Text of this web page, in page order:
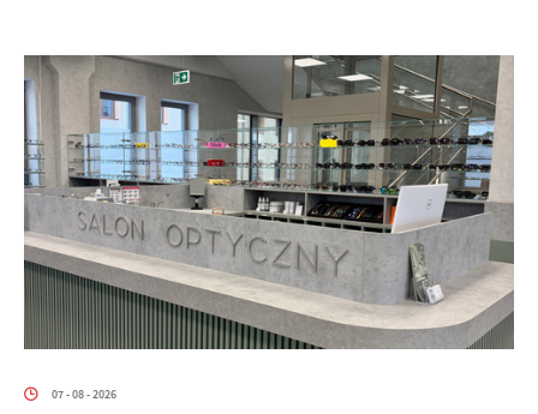
07 - 08 - 2026